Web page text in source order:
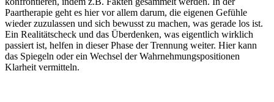
Paartherapie geht es hier vor allem darum, die eigenen Gefühle
wieder zuzulassen und sich bewusst zu machen, was gerade los ist.
Ein Realitätscheck und das Überdenken, was eigentlich wirklich
passiert ist, helfen in dieser Phase der Trennung weiter. Hier kann
das Spiegeln oder ein Wechsel der Wahrnehmungspositionen
Klarheit vermitteln.